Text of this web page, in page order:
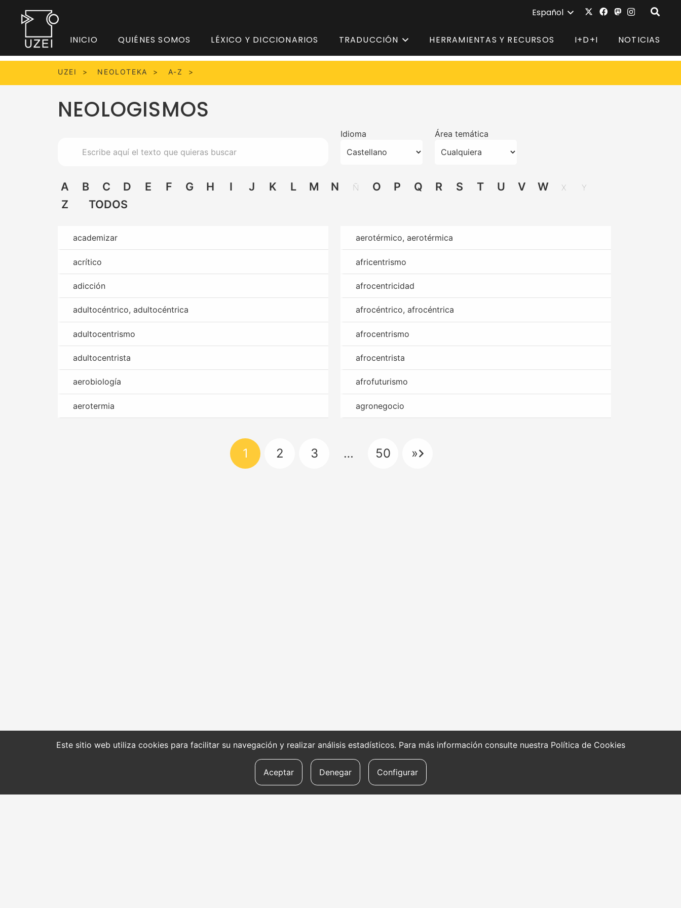
Español
INICIO QUIÉNES SOMOS LÉXICO Y DICCIONARIOS TRADUCCIÓN HERRAMIENTAS Y RECURSOS I+D+I NOTICIAS
UZEI NEOLOTEKA A-Z
NEOLOGISMOS
Idioma Área temática
A B C D E F G H I J K L M N Ñ O P Q R S T U V W X Y
Z TODOS
academizar
acrítico
adicción
adultocéntrico, adultocéntrica
adultocentrismo
adultocentrista
aerobiología
aerotermia
aerotérmico, aerotérmica
africentrismo
afrocentricidad
afrocéntrico, afrocéntrica
afrocentrismo
afrocentrista
afrofuturismo
agronegocio
1 2 3 … 50 »
Este sitio web utiliza cookies para facilitar su navegación y realizar análisis estadísticos. Para más información consulte nuestra Política de Cookies
Aceptar Denegar Configurar